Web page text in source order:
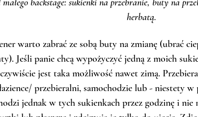
herbatą.
warto zabrać ze sobą buty na zmianę (ubrać
Jeśli panie chcą wypożyczyć jedną z moich
jest taka możliwość nawet zimą.
przebieralni, samochodzie lub - niestety w
jednak w tych sukienkach przez godzinę i nie